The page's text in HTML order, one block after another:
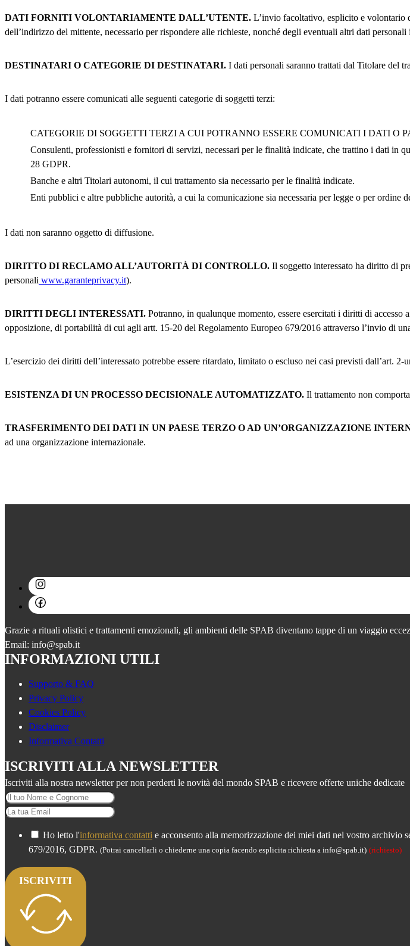
DATI FORNITI VOLONTARIAMENTE DALL’UTENTE. L’invio facoltativo, esplicito e volontario
dell’indirizzo del mittente, necessario per rispondere alle richieste, nonché degli eventuali altri dati
DESTINATARI O CATEGORIE DI DESTINATARI. I dati personali saranno trattati dal Titolare del
I dati potranno essere comunicati alle seguenti categorie di soggetti terzi:
CATEGORIE DI SOGGETTI TERZI A CUI POTRANNO ESSERE COMUNICATI I DATI O
Consulenti, professionisti e fornitori di servizi, necessari per le finalità indicate, che trattino i dati in
28 GDPR.
Banche e altri Titolari autonomi, il cui trattamento sia necessario per le finalità indicate.
Enti pubblici e altre pubbliche autorità, a cui la comunicazione sia necessaria per legge o per ordine
I dati non saranno oggetto di diffusione.
DIRITTO DI RECLAMO ALL’AUTORITÀ DI CONTROLLO. Il soggetto interessato ha diritto di
personali www.garanteprivacy.it).
DIRITTI DEGLI INTERESSATI. Potranno, in qualunque momento, essere esercitati i diritti di
opposizione, di portabilità di cui agli artt. 15-20 del Regolamento Europeo 679/2016 attraverso l’invio di
L’esercizio dei diritti dell’interessato potrebbe essere ritardato, limitato o escluso nei casi previsti dall’art. 2-
ESISTENZA DI UN PROCESSO DECISIONALE AUTOMATIZZATO. Il trattamento non
TRASFERIMENTO DEI DATI IN UN PAESE TERZO O AD UN’ORGANIZZAZIONE
ad una organizzazione internazionale.
Grazie a rituali olistici e trattamenti emozionali, gli ambienti delle SPAB diventano tappe di un viaggio
Email: info@spab.it
INFORMAZIONI UTILI
Supporto & FAQ
Privacy Policy
Cookies Policy
Disclaimer
Informativa Contatti
ISCRIVITI ALLA NEWSLETTER
Iscriviti alla nostra newsletter per non perderti le novità del mondo SPAB e ricevere offerte uniche dedicate
Ho letto l'informativa contatti e acconsento alla memorizzazione dei miei dati nel vostro archivio
679/2016, GDPR. (Potrai cancellarli o chiederne una copia facendo esplicita richiesta a info@spab.it) (richiesto)
ISCRIVITI